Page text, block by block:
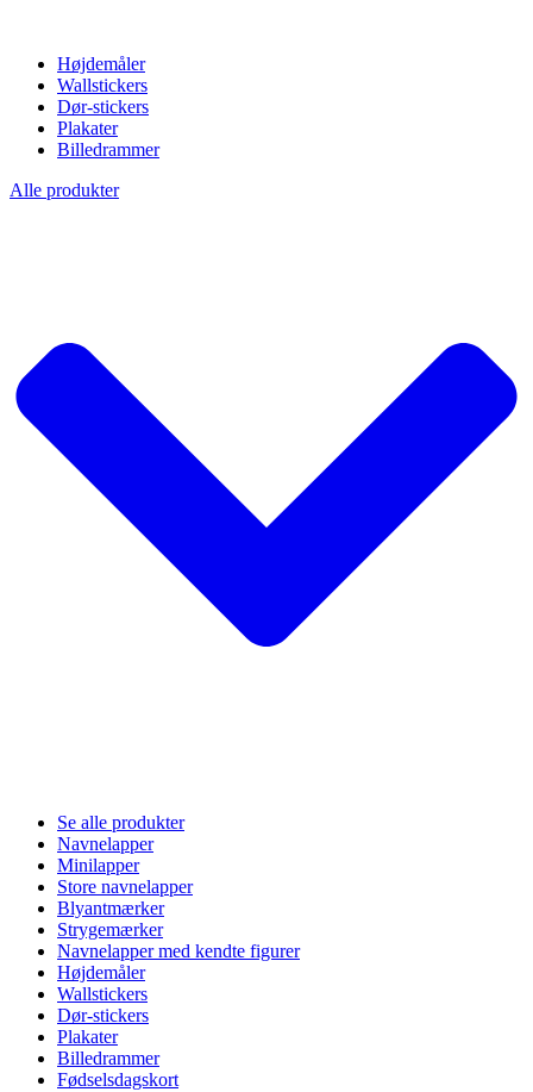
Højdemåler
Wallstickers
Dør-stickers
Plakater
Billedrammer
Alle produkter
Se alle produkter
Navnelapper
Minilapper
Store navnelapper
Blyantmærker
Strygemærker
Navnelapper med kendte figurer
Højdemåler
Wallstickers
Dør-stickers
Plakater
Billedrammer
Fødselsdagskort